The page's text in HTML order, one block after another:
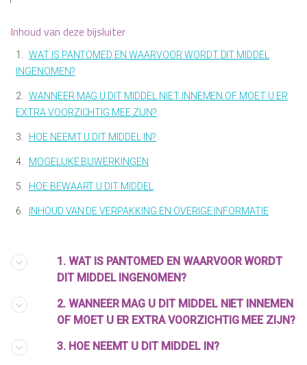
Inhoud van deze bijsluiter
1.
WAT IS PANTOMED EN WAARVOOR WORDT DIT MIDDEL
INGENOMEN?
2.
WANNEER MAG U DIT MIDDEL NIET INNEMEN OF MOET U ER
EXTRA VOORZICHTIG MEE ZIJN?
3. HOE NEEMT U DIT MIDDEL IN?
4. MOGELIJKE BIJWERKINGEN
5. HOE BEWAART U DIT MIDDEL
6. INHOUD VAN DE VERPAKKING EN OVERIGE INFORMATIE
1. WAT IS PANTOMED EN WAARVOOR WORDT
DIT MIDDEL INGENOMEN?
2. WANNEER MAG U DIT MIDDEL NIET INNEMEN
OF MOET U ER EXTRA VOORZICHTIG MEE ZIJN?
3. HOE NEEMT U DIT MIDDEL IN?